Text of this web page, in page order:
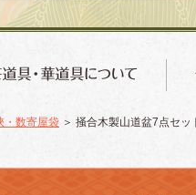
・数寄屋袋 ＞ 掻合木製山道盆7点セッ